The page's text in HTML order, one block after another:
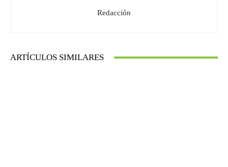
Redacción
ARTÍCULOS SIMILARES